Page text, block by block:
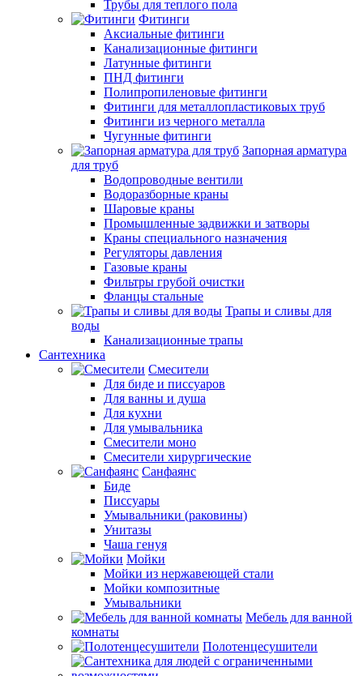
Трубы для теплого пола
Фитинги
Аксиальные фитинги
Канализационные фитинги
Латунные фитинги
ПНД фитинги
Полипропиленовые фитинги
Фитинги для металлопластиковых труб
Фитинги из черного металла
Чугунные фитинги
Запорная арматура
для труб
Водопроводные вентили
Водоразборные краны
Шаровые краны
Промышленные задвижки и затворы
Краны специального назначения
Регуляторы давления
Газовые краны
Фильтры грубой очистки
Фланцы стальные
Трапы и сливы для
воды
Канализационные трапы
Сантехника
Смесители
Для биде и писсуаров
Для ванны и душа
Для кухни
Для умывальника
Смесители моно
Смесители хирургические
Санфаянс
Биде
Писсуары
Умывальники (раковины)
Унитазы
Чаша генуя
Мойки
Мойки из нержавеющей стали
Мойки композитные
Умывальники
Мебель для ванной
комнаты
Полотенцесушители